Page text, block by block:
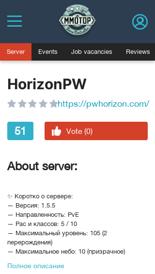
Server Events Job vacancies Reviews
HorizonPW
https://pwhorizon.com/
51 Vote (0)
About server:
✨ Коротко о сервере:
— Версия: 1.5.5
— Направленность: PvE
— Рас и классов: 5 / 10
— Максимальный уровень: 105 (2
перерождения)
— Максимальное небо: 10 (призрачное)
— Канал души: 7 кругов (с отображением в
Полное описание